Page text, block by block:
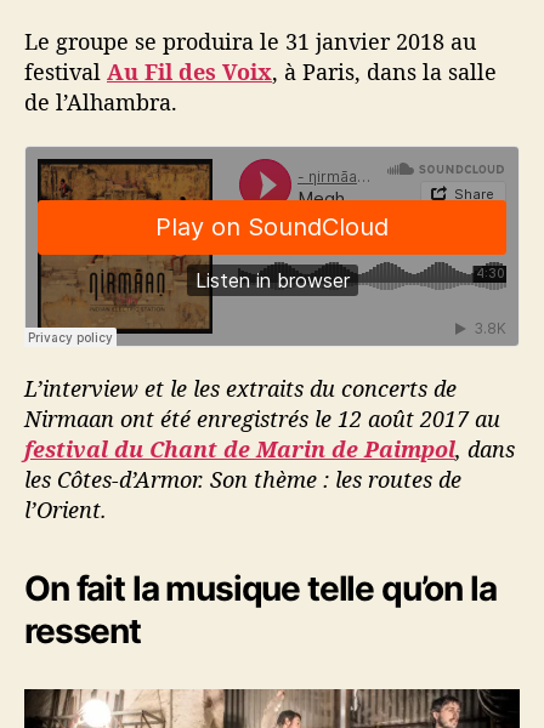
Le groupe se produira le 31 janvier 2018 au
festival Au Fil des Voix, à Paris, dans la salle
de l’Alhambra.
L’interview et le les extraits du concerts de
Nirmaan ont été enregistrés le 12 août 2017 au
festival du Chant de Marin de Paimpol, dans
les Côtes-d’Armor. Son thème : les routes de
l’Orient.
On fait la musique telle qu’on la
ressent